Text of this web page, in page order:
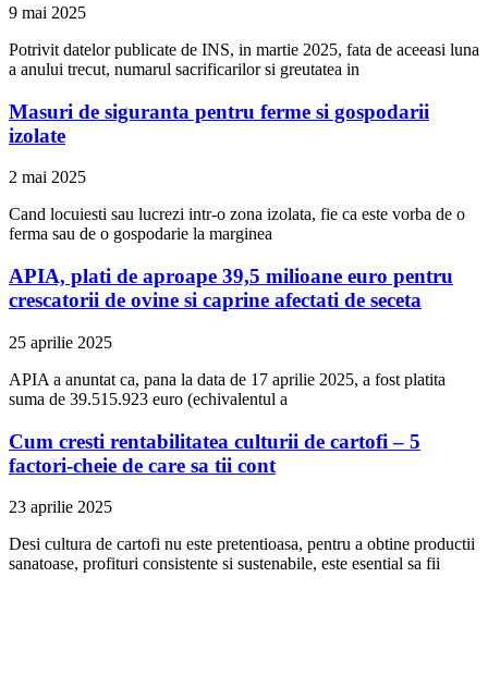
9 mai 2025
Potrivit datelor publicate de INS, in martie 2025, fata de aceeasi luna
a anului trecut, numarul sacrificarilor si greutatea in
Masuri de siguranta pentru ferme si gospodarii
izolate
2 mai 2025
Cand locuiesti sau lucrezi intr-o zona izolata, fie ca este vorba de o
ferma sau de o gospodarie la marginea
APIA, plati de aproape 39,5 milioane euro pentru
crescatorii de ovine si caprine afectati de seceta
25 aprilie 2025
APIA a anuntat ca, pana la data de 17 aprilie 2025, a fost platita
suma de 39.515.923 euro (echivalentul a
Cum cresti rentabilitatea culturii de cartofi – 5
factori-cheie de care sa tii cont
23 aprilie 2025
Desi cultura de cartofi nu este pretentioasa, pentru a obtine productii
sanatoase, profituri consistente si sustenabile, este esential sa fii